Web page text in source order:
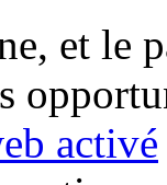
et le
activé